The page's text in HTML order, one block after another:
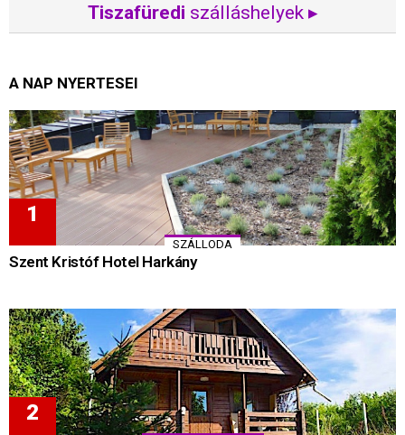
Tiszafüredi szálláshelyek ▸
A NAP NYERTESEI
SZÁLLODA
Szent Kristóf Hotel Harkány